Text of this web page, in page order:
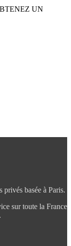
UN
privés basée à Paris.
sur toute la France